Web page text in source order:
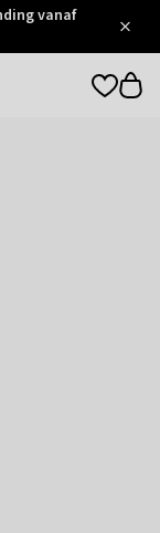
vanaf